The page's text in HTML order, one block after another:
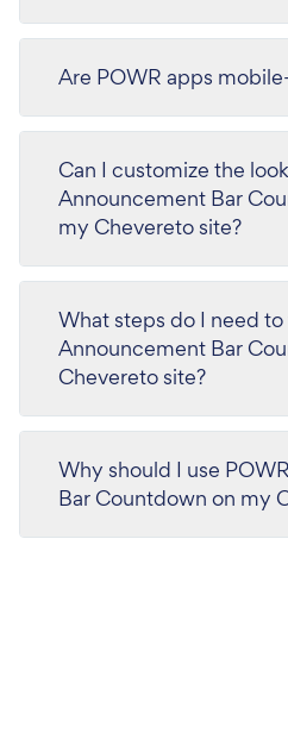
Are POWR apps
Can I customize the
Announcement Bar
my Chevereto site?
What steps do I need
Announcement Bar
Chevereto site?
Why should I use
Bar Countdown on my